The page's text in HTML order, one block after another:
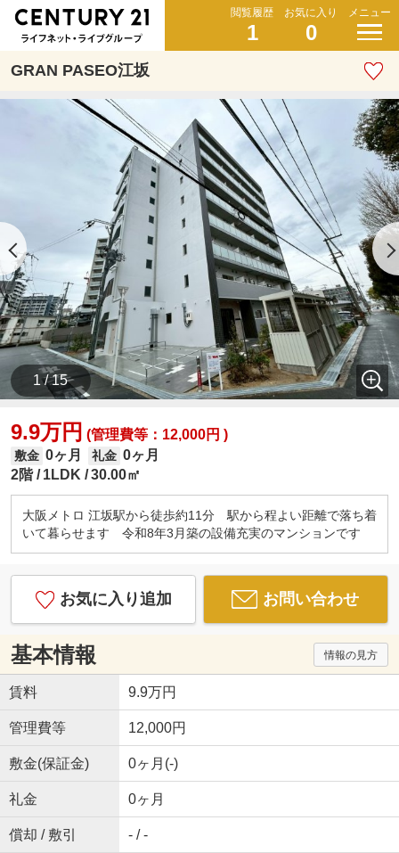
閲覧履歴
1
お気に入り
0
メニュー
GRAN PASEO江坂
1 / 15
9.9万円 (管理費等：12,000円 )
敷金 0ヶ月 礼金 0ヶ月
2階
1LDK 30.00㎡
大阪メトロ 江坂駅から徒歩約11分 駅から程よい距離で落ち着
いて暮らせます 令和8年3月築の設備充実のマンションです
お気に入り追加 お問い合わせ
基本情報 情報の見方
賃料 9.9万円
管理費等 12,000円
敷金(保証金) 0ヶ月(-)
礼金 0ヶ月
償却 / 敷引 - / -